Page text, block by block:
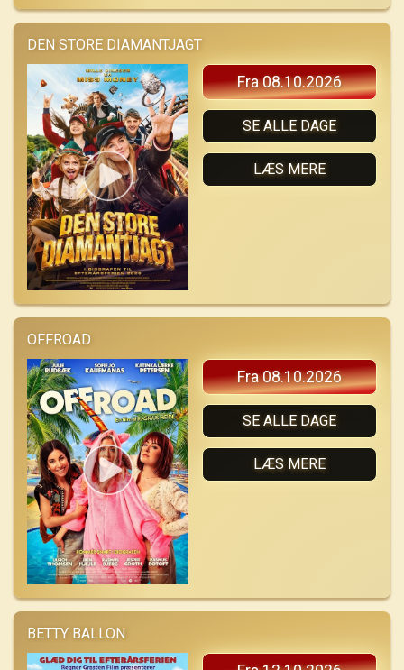
DEN STORE DIAMANTJAGT
Fra 08.10.2026
SE ALLE DAGE
LÆS MERE
OFFROAD
Fra 08.10.2026
SE ALLE DAGE
LÆS MERE
BETTY BALLON